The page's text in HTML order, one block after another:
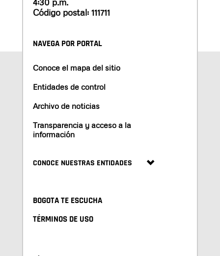
Código postal: 111711
NAVEGA POR PORTAL
Conoce el mapa del sitio
Entidades de control
Archivo de noticias
Transparencia y acceso a la
información
CONOCE NUESTRAS ENTIDADES
BOGOTA TE ESCUCHA
TÉRMINOS DE USO